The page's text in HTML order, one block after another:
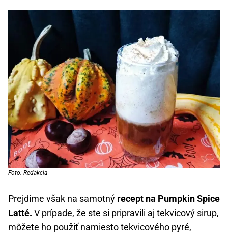
Foto: Redakcia
Prejdime však na samotný recept na Pumpkin Spice
Latté. V prípade, že ste si pripravili aj tekvicový sirup,
môžete ho použiť namiesto tekvicového pyré,